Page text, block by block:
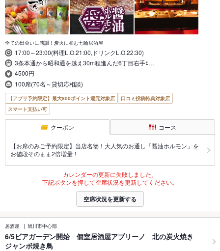
全ての出会いに感謝！炭火に和む七輪居酒屋
17:00～23:00(料理L.O.21:00,ドリンクL.O.22:30)
3条本通から昭和通を越え30m程進んだ6丁目右手ﾋ…
4500円
100席(70名～貸切応相談)
【アプリ予約限定】最大800ポイント還元対象店
口コミ投稿特典対象店
スマート支払い可
クーポン コース
【お席のみご予約限定】当店名物！大人気のお通し「醤油ホルモン」を
お値段そのまま2倍増量！
カレンダーの更新に失敗しました。
下記ボタンを押して空席状況を更新してください。
空席状況を更新する
居酒屋 旭川市中心部
6/5ビアガーデン開始 個室居酒屋アブリーノ 北の炭火焼き
ジャンボ焼き鳥